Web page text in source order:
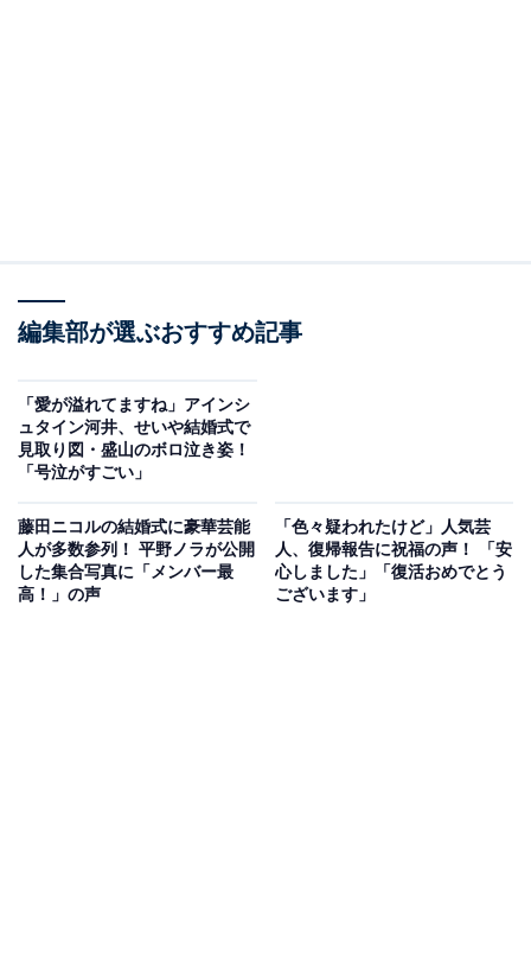
編集部が選ぶおすすめ記事
「愛が溢れてますね」アインシ
ュタイン河井、せいや結婚式で
見取り図・盛山のボロ泣き姿！
「号泣がすごい」
藤田ニコルの結婚式に豪華芸能
人が多数参列！ 平野ノラが公開
した集合写真に「メンバー最
高！」の声
「色々疑われたけど」人気芸
人、復帰報告に祝福の声！ 「安
心しました」「復活おめでとう
ございます」